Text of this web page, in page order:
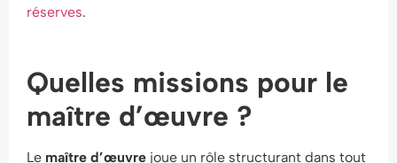
réserves.
Quelles missions pour le
maître d’œuvre ?
Le maître d’œuvre joue un rôle structurant dans tout